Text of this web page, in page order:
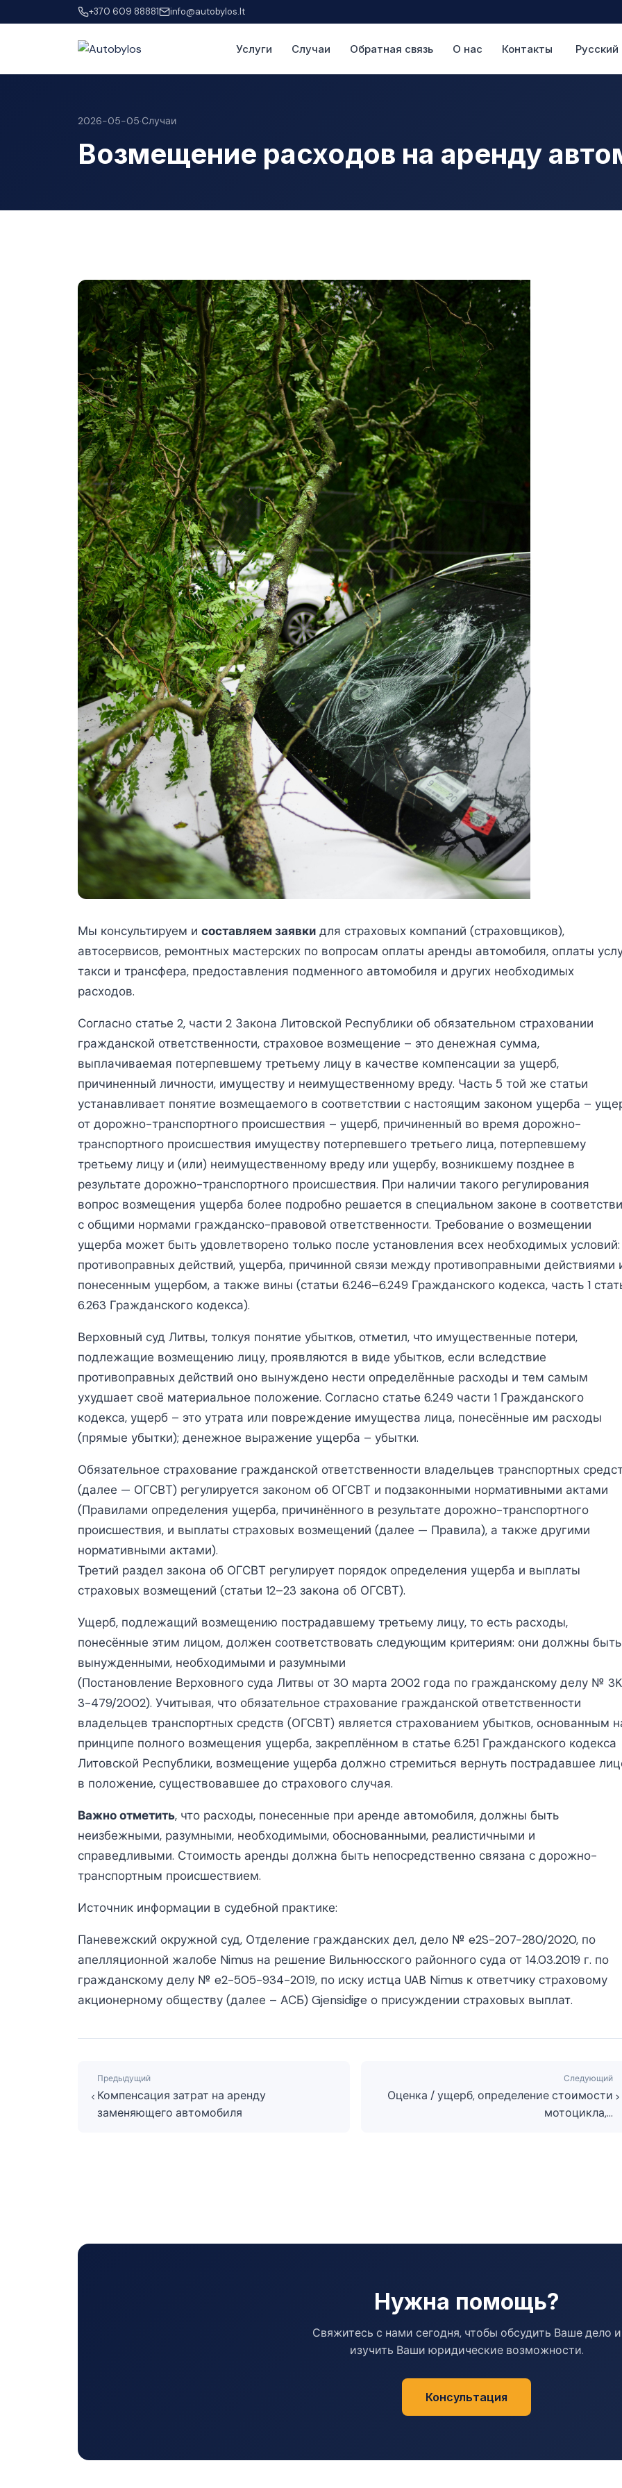
+370 609 88881 info@autobylos.lt
Услуги Случаи Обратная связь О нас Контакты Русский
2026-05-05·Случаи
Возмещение расходов на аренду
Мы консультируем и составляем заявки для страховых компаний (страховщиков),
автосервисов, ремонтных мастерских по вопросам оплаты аренды автомобиля, оплаты
такси и трансфера, предоставления подменного автомобиля и других необходимых
расходов.
Согласно статье 2, части 2 Закона Литовской Республики об обязательном страховании
гражданской ответственности, страховое возмещение – это денежная сумма,
выплачиваемая потерпевшему третьему лицу в качестве компенсации за ущерб,
причиненный личности, имуществу и неимущественному вреду. Часть 5 той же статьи
устанавливает понятие возмещаемого в соответствии с настоящим законом ущерба –
от дорожно-транспортного происшествия – ущерб, причиненный во время дорожно-
транспортного происшествия имуществу потерпевшего третьего лица, потерпевшему
третьему лицу и (или) неимущественному вреду или ущербу, возникшему позднее в
результате дорожно-транспортного происшествия. При наличии такого регулирования
вопрос возмещения ущерба более подробно решается в специальном законе в
с общими нормами гражданско-правовой ответственности. Требование о возмещении
ущерба может быть удовлетворено только после установления всех необходимых условий:
противоправных действий, ущерба, причинной связи между противоправными действиями
понесенным ущербом, а также вины (статьи 6.246–6.249 Гражданского кодекса, часть 1
6.263 Гражданского кодекса).
Верховный суд Литвы, толкуя понятие убытков, отметил, что имущественные потери,
подлежащие возмещению лицу, проявляются в виде убытков, если вследствие
противоправных действий оно вынуждено нести определённые расходы и тем самым
ухудшает своё материальное положение. Согласно статье 6.249 части 1 Гражданского
кодекса, ущерб – это утрата или повреждение имущества лица, понесённые им расходы
(прямые убытки); денежное выражение ущерба – убытки.
Обязательное страхование гражданской ответственности владельцев транспортных
(далее — ОГСВТ) регулируется законом об ОГСВТ и подзаконными нормативными актами
(Правилами определения ущерба, причинённого в результате дорожно-транспортного
происшествия, и выплаты страховых возмещений (далее — Правила), а также другими
нормативными актами).
Третий раздел закона об ОГСВТ регулирует порядок определения ущерба и выплаты
страховых возмещений (статьи 12–23 закона об ОГСВТ).
Ущерб, подлежащий возмещению пострадавшему третьему лицу, то есть расходы,
понесённые этим лицом, должен соответствовать следующим критериям: они должны быть
вынужденными, необходимыми и разумными
(Постановление Верховного суда Литвы от 30 марта 2002 года по гражданскому делу №
3-479/2002). Учитывая, что обязательное страхование гражданской ответственности
владельцев транспортных средств (ОГСВТ) является страхованием убытков, основанным
принципе полного возмещения ущерба, закреплённом в статье 6.251 Гражданского кодекса
Литовской Республики, возмещение ущерба должно стремиться вернуть пострадавшее
в положение, существовавшее до страхового случая.
Важно отметить, что расходы, понесенные при аренде автомобиля, должны быть
неизбежными, разумными, необходимыми, обоснованными, реалистичными и
справедливыми. Стоимость аренды должна быть непосредственно связана с дорожно-
транспортным происшествием.
Источник информации в судебной практике:
Паневежский окружной суд, Отделение гражданских дел, дело № e2S-207-280/2020, по
апелляционной жалобе Nimus на решение Вильнюсского районного суда от 14.03.2019 г. по
гражданскому делу № e2-505-934-2019, по иску истца UAB Nimus к ответчику страховому
акционерному обществу (далее – АСБ) Gjensidige о присуждении страховых выплат.
Предыдущий
Компенсация затрат на аренду
заменяющего автомобиля
Следующий
Оценка / ущерб, определение стоимости
мотоцикла,…
Нужна помощь?
Свяжитесь с нами сегодня, чтобы обсудить Ваше дело и
изучить Ваши юридические возможности.
Консультация